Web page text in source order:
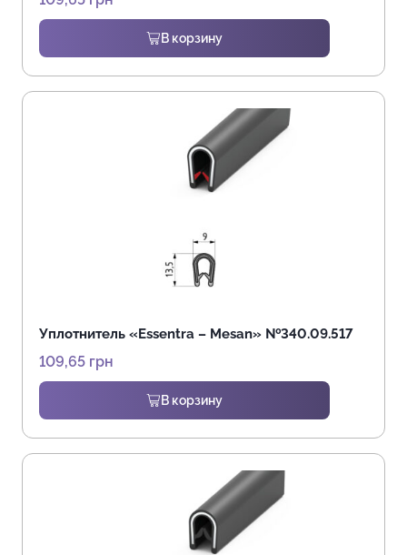
В корзину
Уплотнитель «Essentra – Mesan» №340.09.517
109,65 грн
В корзину